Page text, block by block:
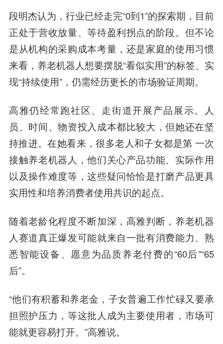
段明杰认为，行业已经走完“0到1”的探索期，目前
正处于营收放量、等待盈利拐点的阶段。但不论
是从机构的采购成本考量，还是家庭的使用习惯
来看，养老机器人想要摆脱“看似实用”的标签、实
现“持续使用”，仍需经历更长的市场验证周期。
高雅仍经常跑社区、走街道开展产品展示。人
员、时间、物资投入成本都比较大，但她还在坚
持推进。在她看来，很多老人和子女都是第 一次
接触养老机器人，他们关心产品功能、实际作用
以及操作难度等，这些疑问恰恰是打磨产品更具
实用性和培养消费者使用共识的起点。
随着老龄化程度不断加深，高雅判断，养老机器
人赛道真正爆发可能就来自一批有消费能力、熟
悉智能设备、愿意为品质养老付费的“60后”“65
后”。
“他们有积蓄和养老金，子女普遍工作忙碌又要承
担照护压力，等这批人成为主要使用者，市场可
能就更容易打开。”高雅说。